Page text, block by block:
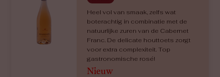
Heel vol van smaak, zelfs wat
boterachtig in combinatie met de
natuurlijke zuren van de Cabernet
Franc. De delicate houttoets zorgt
voor extra complexiteit. Top
gastronomische rosé!
Nieuw